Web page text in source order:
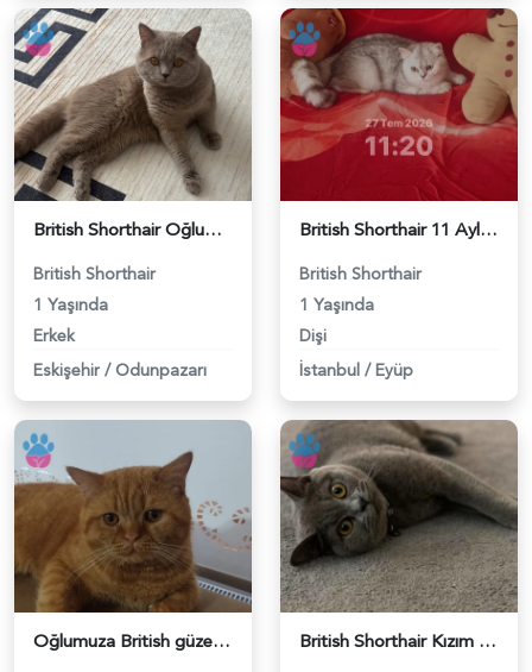
British Shorthair Oğlumuza eş arıyoruz - 118984638
British Shorthair
1 Yaşında
Erkek
Eskişehir / Odunpazarı
British Shorthair 11 Aylık Kızım Eş Arıyor - 118984640
British Shorthair
1 Yaşında
Dişi
İstanbul / Eyüp
Oğlumuza British güzel dişi arıyoruz - 118984620 British Shorthair Kızım Mila'ya eş arıyorum - 118984614